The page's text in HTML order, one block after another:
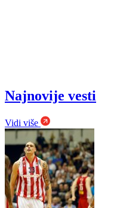
Najnovije vesti
Vidi više